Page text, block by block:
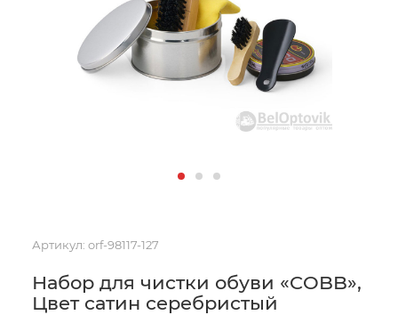
Артикул: orf-98117-127
Набор для чистки обуви «COBB»,
Цвет сатин серебристый